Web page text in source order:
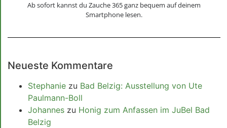
Ab sofort kannst du Zauche 365 ganz bequem auf deinem
Smartphone lesen.
Neueste Kommentare
Stephanie zu Bad Belzig: Ausstellung von Ute
Paulmann-Boll
Johannes zu Honig zum Anfassen im JuBel Bad
Belzig